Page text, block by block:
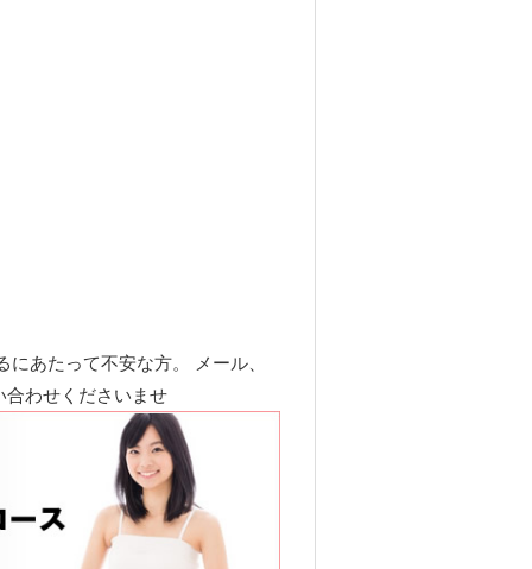
あたって不安な方。 メール、
合わせくださいませ